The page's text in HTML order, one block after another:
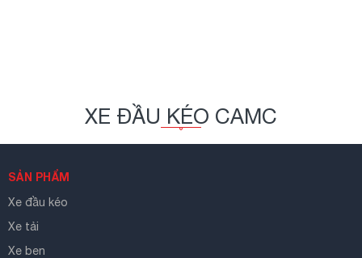
XE ĐẦU KÉO CAMC
SẢN PHẨM
Xe đầu kéo
Xe tải
Xe ben